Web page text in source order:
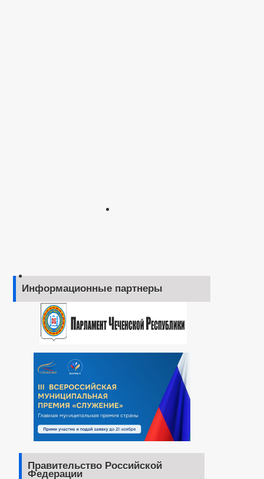
Информационные партнеры
Правительство Российской
Федерации